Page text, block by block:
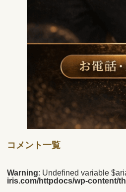
コメント一覧
Warning: Undefined variable
iris.com/httpdocs/wp-content/